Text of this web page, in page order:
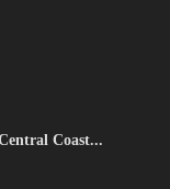
Coast...